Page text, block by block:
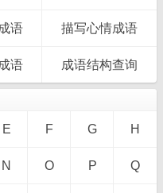
语 描写心情成语
语 成语结构查询
E F G H
N O P Q